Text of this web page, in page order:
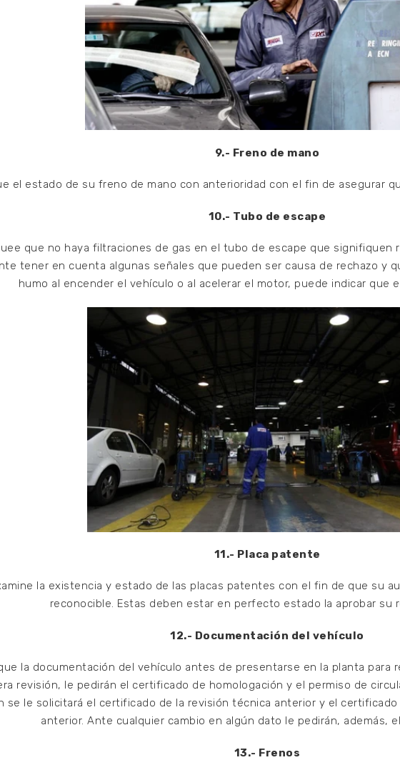
9.- Freno de mano
el estado de su freno de mano con anterioridad con el fin de asegurar
10.- Tubo de escape
que no haya filtraciones de gas en el tubo de escape que signifiquen
tener en cuenta algunas señales que pueden ser causa de rechazo y
humo al encender el vehículo o al acelerar el motor, puede indicar que
11.- Placa patente
la existencia y estado de las placas patentes con el fin de que su
reconocible. Estas deben estar en perfecto estado la aprobar su
12.- Documentación del vehículo
la documentación del vehículo antes de presentarse en la planta para
revisión, le pedirán el certificado de homologación y el permiso de
se le solicitará el certificado de la revisión técnica anterior y el
anterior. Ante cualquier cambio en algún dato le pedirán, además,
13.- Frenos